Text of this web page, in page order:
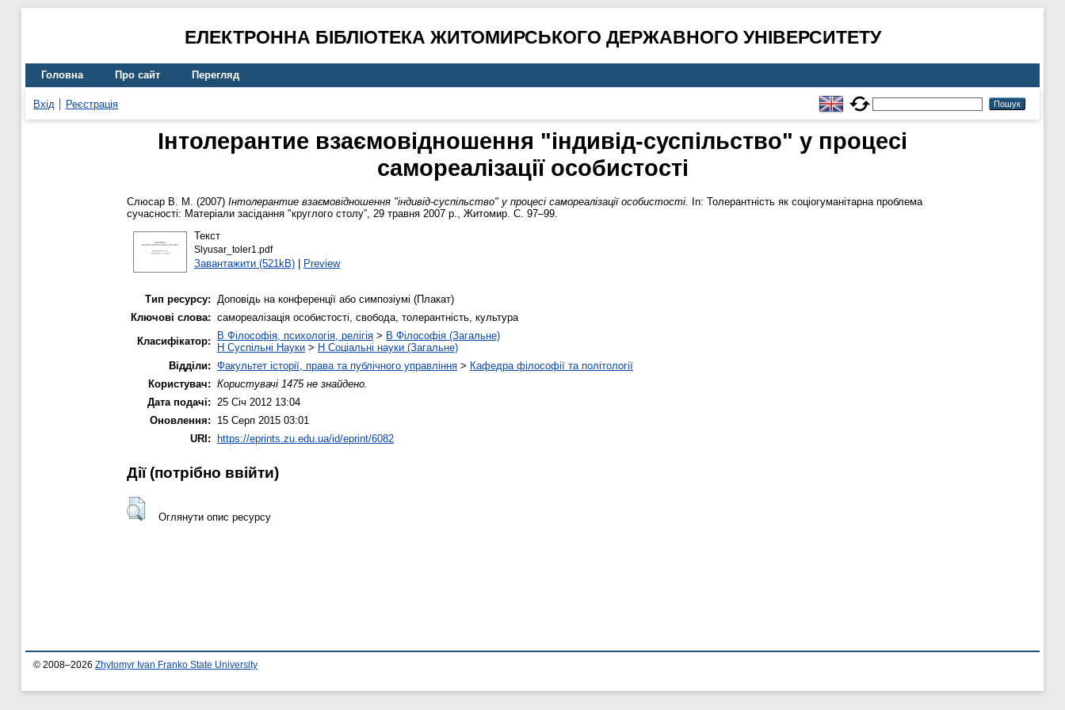
ЕЛЕКТРОННА БІБЛІОТЕКА ЖИТОМИРСЬКОГО ДЕРЖАВНОГО УНІВЕРСИТЕТУ
Головна Про сайт Перегляд
Вхід Реєстрація
Інтолерантие взаємовідношення "індивід-суспільство" у процесі
самореалізації особистості
Слюсар В. М. (2007) Інтолерантие взаємовідношення "індивід-суспільство" у процесі самореалізації особистості.
In: Толерантність як соціогуманітарна проблема
сучасності: Матеріали засідання "круглого столу”, 29 травня 2007 р., Житомир. С. 97–99.
Текст
Slyusar_toler1.pdf
Завантажити (521kB)| Preview
Тип ресурсу: Доповідь на конференції або симпозіумі (Плакат)
Ключові слова: самореалізація особистості, свобода, толерантність, культура
Класифікатор:
B Філософія, психологія, релігія > B Філософія (Загальне)
H Суспільні Науки > H Соціальні науки (Загальне)
Відділи: Факультет історії, права та публічного управління > Кафедра філософії та політології
Користувач: Користувачі 1475 не знайдено.
Дата подачі: 25 Січ 2012 13:04
Оновлення:
15 Серп 2015 03:01
URI:
https://eprints.zu.edu.ua/id/eprint/6082
Дії ​​(потрібно ввійти)
Оглянути опис ресурсу
© 2008–2026 Zhytomyr Ivan Franko State University